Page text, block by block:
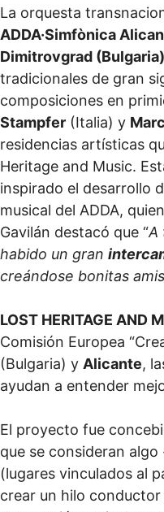
La orquesta
ADDA·Simfònica
Dimitrovgrad (Bulgaria)
tradicionales de gran
composiciones en
Stampfer (Italia) y
residencias artísticas
Heritage and Music.
inspirado el desarrollo
musical del ADDA,
Gavilán destacó que “A
habido un gran
creándose bonitas
LOST HERITAGE AND
Comisión Europea
(Bulgaria) y Alicante,
ayudan a entender
El proyecto fue
que se consideran
(lugares vinculados al
crear un hilo conductor